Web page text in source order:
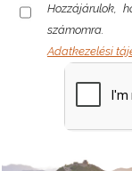
Hozzájárulok,
számomra.
Adatkezelési